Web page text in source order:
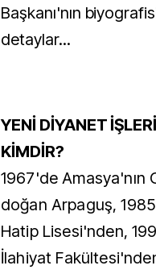
Başkanı'nın
detaylar...
YENİ DİYANET
KİMDİR?
1967'de Amasya'nın
doğan Arpaguş,
Hatip Lisesi'nden,
İlahiyat